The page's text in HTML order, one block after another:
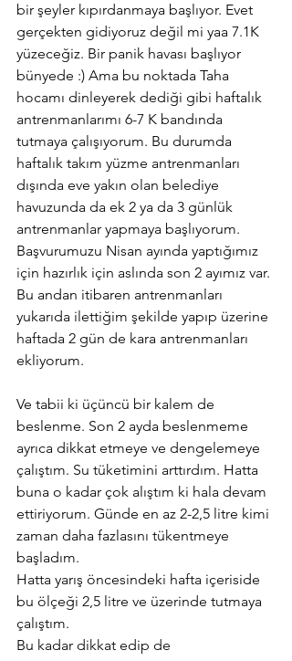
bir şeyler kıpırdanmaya başlıyor. Evet
gerçekten gidiyoruz değil mi yaa 7.1K
yüzeceğiz. Bir panik havası başlıyor
bünyede :) Ama bu noktada Taha
hocamı dinleyerek dediği gibi haftalık
antrenmanlarımı 6-7 K bandında
tutmaya çalışıyorum. Bu durumda
haftalık takım yüzme antrenmanları
dışında eve yakın olan belediye
havuzunda da ek 2 ya da 3 günlük
antrenmanlar yapmaya başlıyorum.
Başvurumuzu Nisan ayında yaptığımız
için hazırlık için aslında son 2 ayımız var.
Bu andan itibaren antrenmanları
yukarıda ilettiğim şekilde yapıp üzerine
haftada 2 gün de kara antrenmanları
ekliyorum.
Ve tabii ki üçüncü bir kalem de
beslenme. Son 2 ayda beslenmeme
ayrıca dikkat etmeye ve dengelemeye
çalıştım. Su tüketimini arttırdım. Hatta
buna o kadar çok alıştım ki hala devam
ettiriyorum. Günde en az 2-2,5 litre kimi
zaman daha fazlasını tükentmeye
başladım.
Hatta yarış öncesindeki hafta içeriside
bu ölçeği 2,5 litre ve üzerinde tutmaya
çalıştım.
Bu kadar dikkat edip de